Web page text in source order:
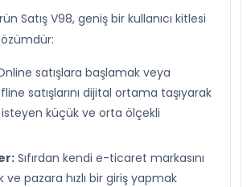
Satış V98, geniş bir kullanıcı kitlesi
satışlara başlamak veya
satışlarını dijital ortama taşıyarak
küçük ve orta ölçekli
Sıfırdan kendi e-ticaret markasını
pazara hızlı bir giriş yapmak